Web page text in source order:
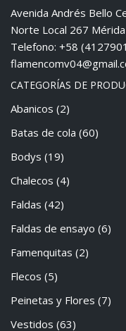
Avenida Andrés Bello
Norte Local 267
Telefono: +58
CATEGORÍAS DE
Abanicos (2)
Batas de cola (60)
Bodys (19)
Chalecos (4)
Faldas (42)
Faldas de ensayo (6)
Famenquitas (2)
Flecos (5)
Peinetas y Flores (7)
Vestidos (63)